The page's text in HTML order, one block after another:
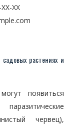
XX
растениях и
появиться
червец),